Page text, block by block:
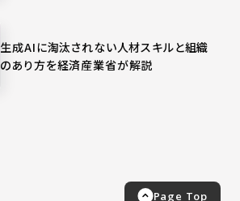
生成AIに淘汰されない人材スキルと組織
のあり方を経済産業省が解説
Page Top